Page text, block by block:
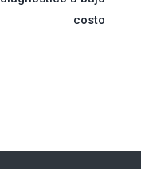
costo